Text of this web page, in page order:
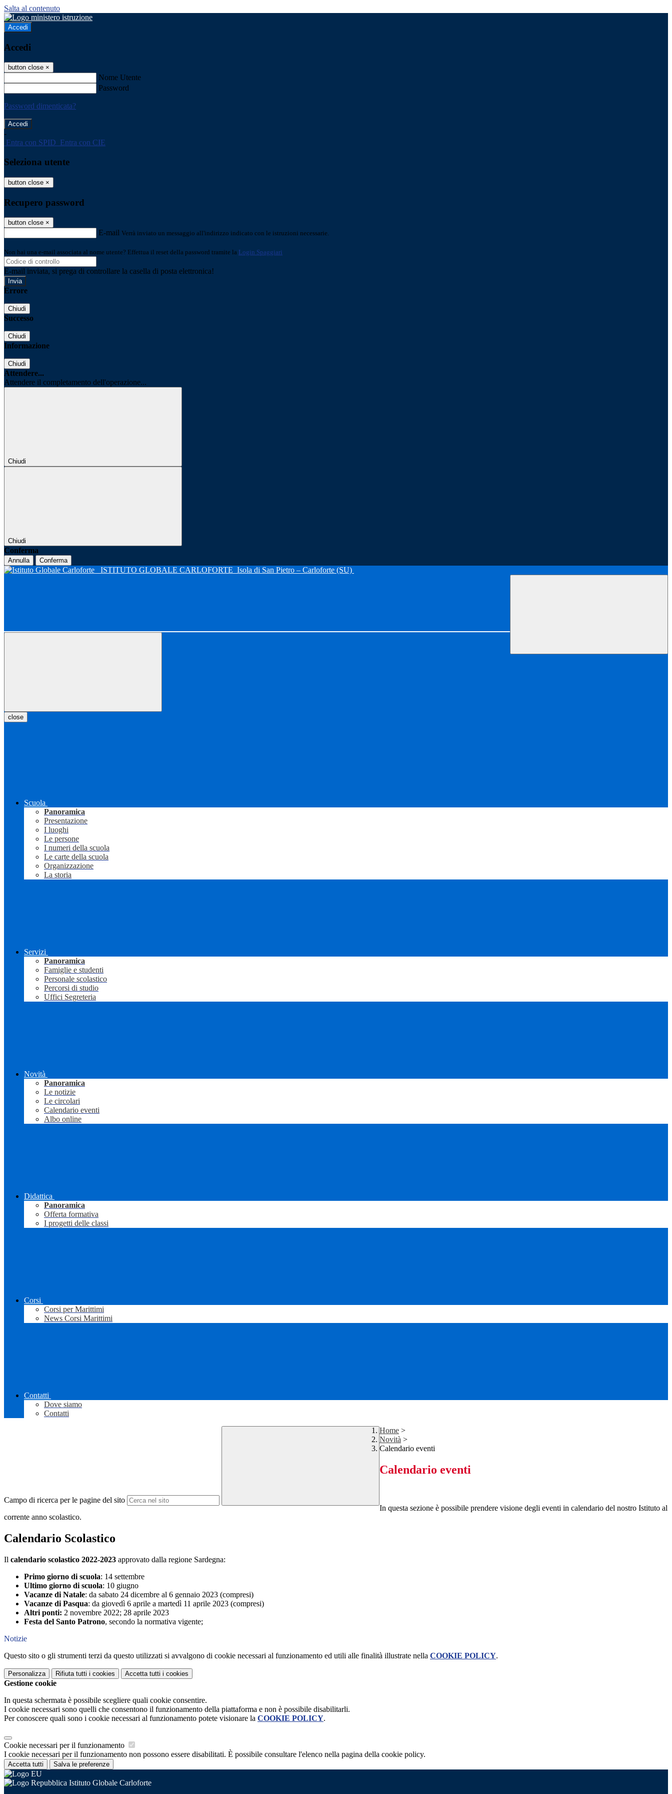
Salta al contenuto
Accedi
Accedi
button close ×
Nome Utente
Password
Password dimenticata?
-
Entra con SPID Entra con CIE
Seleziona utente
button close ×
Recupero password
button close ×
E-mail Verrà inviato un messaggio all'indirizzo indicato con le istruzioni necessarie.
Non hai una e-mail associata al nome utente? Effettua il reset della password tramite la Login Spaggiari
E-mail inviata, si prega di controllare la casella di posta elettronica!
Errore
Chiudi
Successo
Chiudi
Informazione
Chiudi
Attendere...
Attendere il completamento dell'operazione...
Chiudi
Chiudi
Conferma
Annulla Conferma
ISTITUTO GLOBALE CARLOFORTE Isola di San Pietro – Carloforte (SU)
close
Scuola
Panoramica
Presentazione
I luoghi
Le persone
I numeri della scuola
Le carte della scuola
Organizzazione
La storia
Servizi
Panoramica
Famiglie e studenti
Personale scolastico
Percorsi di studio
Uffici Segreteria
Novità
Panoramica
Le notizie
Le circolari
Calendario eventi
Albo online
Didattica
Panoramica
Offerta formativa
I progetti delle classi
Corsi
Corsi per Marittimi
News Corsi Marittimi
Contatti
Dove siamo
Contatti
Campo di ricerca per le pagine del sito
Home >
Novità >
Calendario eventi
Calendario eventi
In questa sezione è possibile prendere visione degli eventi in calendario del nostro Istituto al
corrente anno scolastico.
Calendario Scolastico
Il calendario scolastico 2022-2023 approvato dalla regione Sardegna:
Primo giorno di scuola: 14 settembre
Ultimo giorno di scuola: 10 giugno
Vacanze di Natale: da sabato 24 dicembre al 6 gennaio 2023 (compresi)
Vacanze di Pasqua: da giovedì 6 aprile a martedì 11 aprile 2023 (compresi)
Altri ponti: 2 novembre 2022; 28 aprile 2023
Festa del Santo Patrono, secondo la normativa vigente;
Notizie
Questo sito o gli strumenti terzi da questo utilizzati si avvalgono di cookie necessari al funzionamento ed utili alle finalità illustrate nella COOKIE POLICY.
Personalizza Rifiuta tutti i cookies Accetta tutti i cookies
Gestione cookie
In questa schermata è possibile scegliere quali cookie consentire.
I cookie necessari sono quelli che consentono il funzionamento della piattaforma e non è possibile disabilitarli.
Per conoscere quali sono i cookie necessari al funzionamento potete visionare la COOKIE POLICY.
Cookie necessari per il funzionamento
I cookie necessari per il funzionamento non possono essere disabilitati. È possibile consultare l'elenco nella pagina della cookie policy.
Accetta tutti Salva le preferenze
Istituto Globale Carloforte